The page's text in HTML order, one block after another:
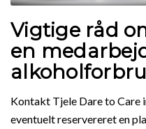
Vigtige råd
en
Kontakt Tjele Dare to Care
eventuelt reservereret en